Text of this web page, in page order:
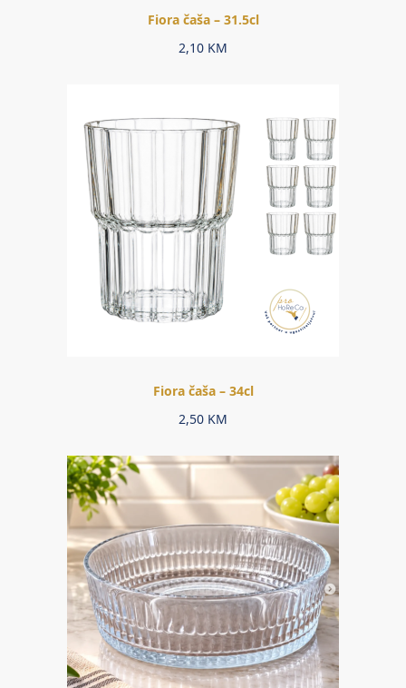
Fiora čaša – 31.5cl
2,10 KM
Fiora čaša – 34cl
2,50 KM